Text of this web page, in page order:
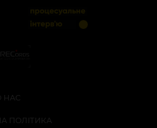
НАС
ПОЛІТИКА